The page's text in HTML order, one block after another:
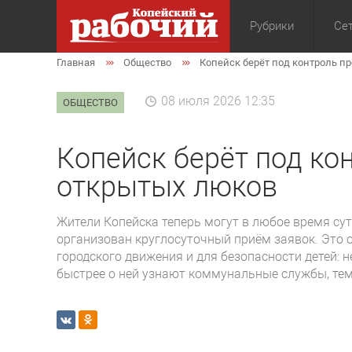
Рубрики
Общество
Главная Общество Копейск берёт под контроль
ОБЩЕСТВО 08 июля 2026 12:35
Копейск берёт под
открытых люков
Жители Копейска теперь могут в любое время
организован круглосуточный приём заявок.
городского движения и для безопасности
быстрее о ней узнают коммунальные службы, тем